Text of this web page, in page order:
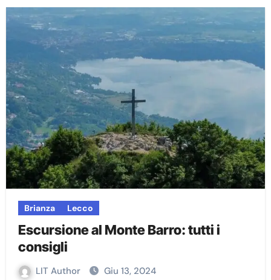
Brianza Lecco
Escursione al Monte Barro: tutti i
consigli
LIT Author Giu 13, 2024